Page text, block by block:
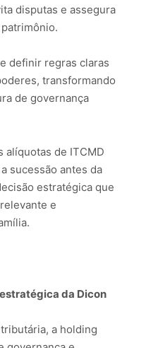
disputas e assegura
definir regras claras
transformando
de governança
alíquotas de ITCMD
sucessão antes da
estratégica que
e
da Dicon
a holding